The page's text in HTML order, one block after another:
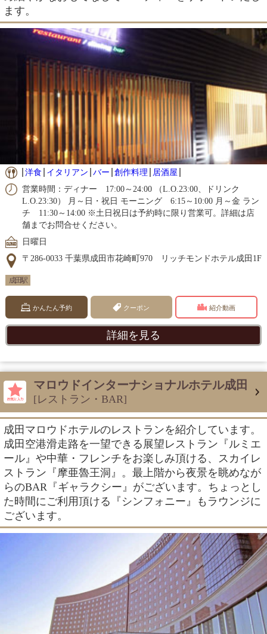
ます。
洋食 イタリアン バー 創作料理
居酒屋
営業時間：ディナー 17:00～24:00 （L.O.23:00、ドリンク
L.O.23:30） 月～日・祝日 モーニング 6:15～10:00 月～金 ラン
チ 11:30～14:00 ※土日祝日は予約時に限り営業可。詳細は店
舗までお問合せください。
日曜日
〒286-0033 千葉県成田市花崎町970 リッチモンドホテル成田1F
成田駅
かんたん予約 クーポン 紹介動画
詳細を見る
マロウドインターナショナルホテル成田
[レストラン・BAR]
成田マロウドホテルのレストランを紹介しています。
成田空港滑走路を一望できる展望レストラン『ルミエ
ール』や中華・フレンチをお楽しみ頂ける、スカイレ
ストラン『摩亜魯王洞』。最上階から夜景を眺めなが
らのBAR『ギャラクシー』がございます。ちょっとし
た時間にご利用頂ける『シンフォニー』もラウンジに
ございます。